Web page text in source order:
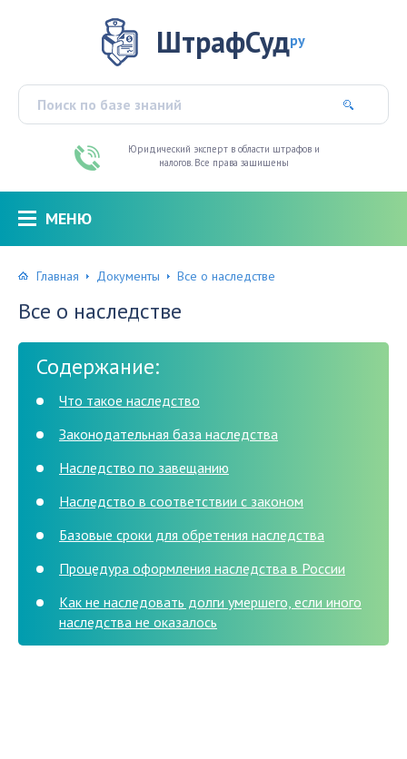
ШтрафСудру
Юридический эксперт в области штрафов и
налогов. Все права защищены
МЕНЮ
Главная Документы Все о наследстве
Все о наследстве
Содержание:
Что такое наследство
Законодательная база наследства
Наследство по завещанию
Наследство в соответствии с законом
Базовые сроки для обретения наследства
Процедура оформления наследства в России
Как не наследовать долги умершего, если иного
наследства не оказалось